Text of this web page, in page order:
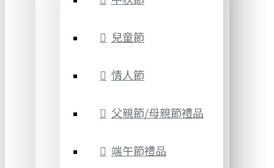
兒童節
情人節
父親節/母親節禮品
端午節禮品